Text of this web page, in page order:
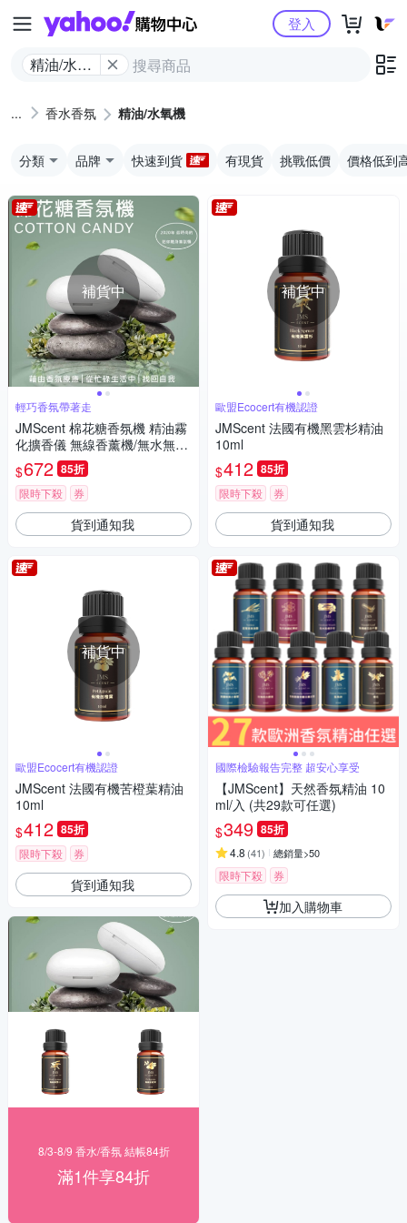
Yahoo購物中心
精油/水氧
登入
香水香氛 精油/水氧機
分類 品牌 快速到貨 有現貨 挑戰低價 價格低到
補貨中
輕巧香氛帶著走
JMScent 棉花糖香氛機 精油霧
化擴香儀 無線香薰機/無水無熱
【時尚輕巧款】
$672 85折
限時下殺 券
貨到通知我
補貨中
歐盟Ecocert有機認證
JMScent 法國有機苦橙葉精油
10ml
$412 85折
限時下殺 券
貨到通知我
8/3-8/9 香水/香氛 結帳84折
滿1件享84折
補貨中
歐盟Ecocert有機認證
JMScent 法國有機黑雲杉精油
10ml
$412 85折
限時下殺 券
貨到通知我
國際檢驗報告完整 超安心享受
【JMScent】天然香氛精油 10
ml/入 (共29款可任選)
$349 85折
4.8 (41) 總銷量>50
限時下殺 券
加入購物車